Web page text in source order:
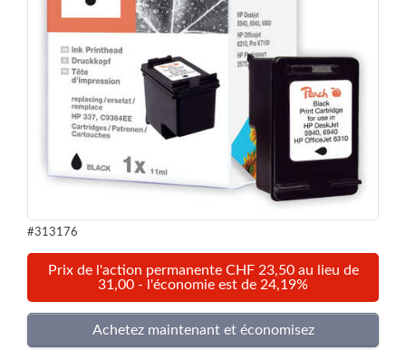
#313176
Prix de l'action permanente CHF 23,50 au lieu de
31,00 - l'économie est de 24,19%